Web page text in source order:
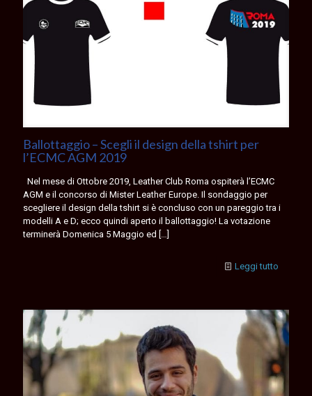
Ballottaggio – Scegli il design della tshirt per
l’ECMC AGM 2019
Nel mese di Ottobre 2019, Leather Club Roma ospiterà l’ECMC
AGM e il concorso di Mister Leather Europe. Il sondaggio per
scegliere il design della tshirt si è concluso con un pareggio tra i
modelli A e D; ecco quindi aperto il ballottaggio! La votazione
terminerà Domenica 5 Maggio ed […]
Leggi tutto